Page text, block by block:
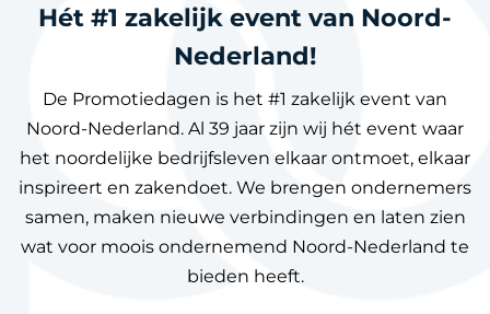
Hét #1 zakelijk event van Noord-
Nederland!
De Promotiedagen is het #1 zakelijk event van
Noord-Nederland. Al 39 jaar zijn wij hét event waar
het noordelijke bedrijfsleven elkaar ontmoet, elkaar
inspireert en zakendoet. We brengen ondernemers
samen, maken nieuwe verbindingen en laten zien
wat voor moois ondernemend Noord-Nederland te
bieden heeft.